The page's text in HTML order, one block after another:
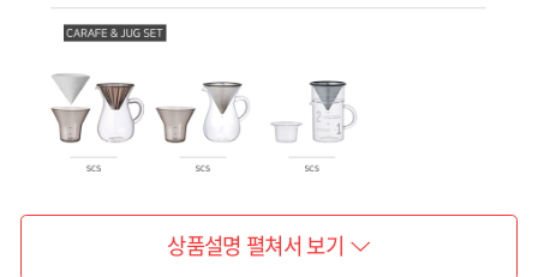
상품설명 펼쳐서 보기